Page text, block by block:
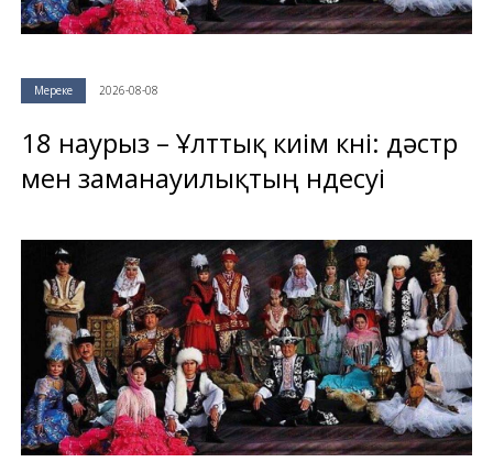
Мереке 2026-08-08
18 наурыз – Ұлттық киім күні: дәстүр
мен заманауилықтың үндесуі